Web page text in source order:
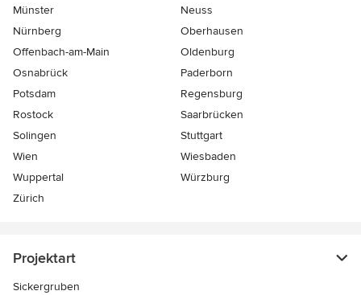
Münster
Neuss
Nürnberg
Oberhausen
Offenbach-am-Main
Oldenburg
Osnabrück
Paderborn
Potsdam
Regensburg
Rostock
Saarbrücken
Solingen
Stuttgart
Wien
Wiesbaden
Wuppertal
Würzburg
Zürich
Projektart
Sickergruben